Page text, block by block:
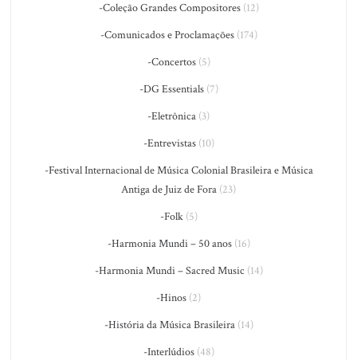
-Coleção Grandes Compositores(12)
-Comunicados e Proclamações(174)
-Concertos(5)
-DG Essentials(7)
-Eletrônica (3)
-Entrevistas(10)
-Festival Internacional de Música Colonial Brasileira e Música
Antiga de Juiz de Fora (23)
-Folk(5)
-Harmonia Mundi – 50 anos(16)
-Harmonia Mundi – Sacred Music (14)
-Hinos (2)
-História da Música Brasileira(14)
-Interlúdios(48)